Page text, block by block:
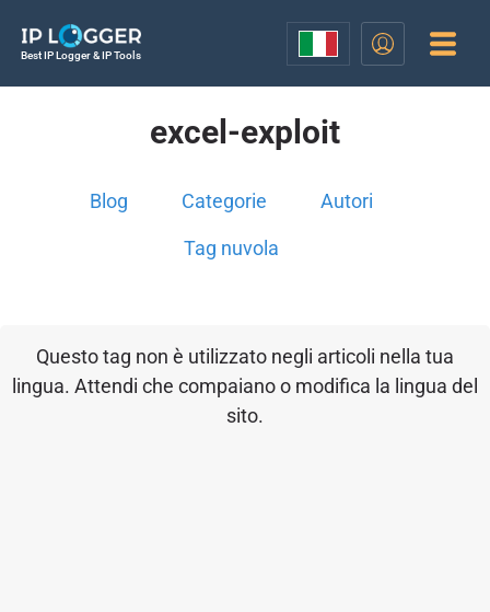
Best IP Logger & IP Tools
excel-exploit
Blog Categorie Autori
Tag nuvola